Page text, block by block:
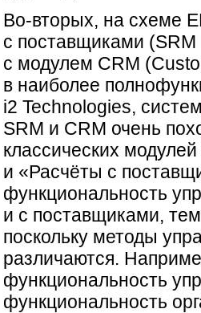
Во-вторых, на схеме
с поставщиками
с модулем CRM
в наиболее
i2 Technologies,
SRM и CRM очень
классических
и «Расчёты с
функциональность
и с поставщиками,
поскольку методы
различаются.
функциональность
функциональность